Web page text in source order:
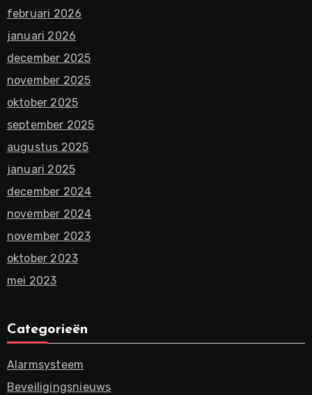
februari 2026
januari 2026
december 2025
november 2025
oktober 2025
september 2025
augustus 2025
januari 2025
december 2024
november 2024
november 2023
oktober 2023
mei 2023
Categorieën
Alarmsysteem
Beveiligingsnieuws